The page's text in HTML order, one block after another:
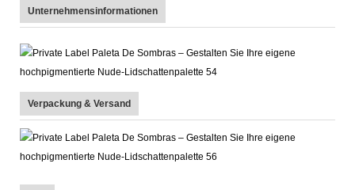
Unternehmensinformationen
Verpackung & Versand